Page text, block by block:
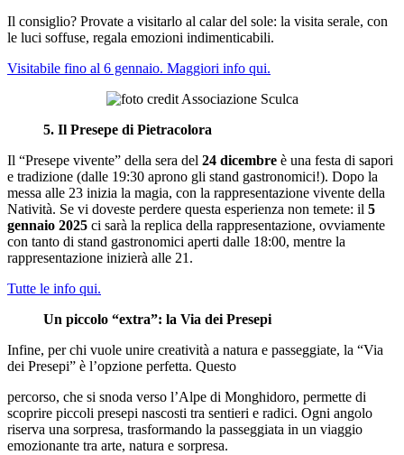
Il consiglio? Provate a visitarlo al calar del sole: la visita serale, con
le luci soffuse, regala emozioni indimenticabili.
Visitabile fino al 6 gennaio. Maggiori info qui.
5. Il Presepe di Pietracolora
Il “Presepe vivente” della sera del 24 dicembre è una festa di sapori
e tradizione (dalle 19:30 aprono gli stand gastronomici!). Dopo la
messa alle 23 inizia la magia, con la rappresentazione vivente della
Natività. Se vi doveste perdere questa esperienza non temete: il 5
gennaio 2025 ci sarà la replica della rappresentazione, ovviamente
con tanto di stand gastronomici aperti dalle 18:00, mentre la
rappresentazione inizierà alle 21.
Tutte le info qui.
Un piccolo “extra”: la Via dei Presepi
Infine, per chi vuole unire creatività a natura e passeggiate, la “Via
dei Presepi” è l’opzione perfetta. Questo
percorso, che si snoda verso l’Alpe di Monghidoro, permette di
scoprire piccoli presepi nascosti tra sentieri e radici. Ogni angolo
riserva una sorpresa, trasformando la passeggiata in un viaggio
emozionante tra arte, natura e sorpresa.